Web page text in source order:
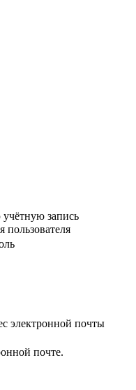
запись
пользователя
электронной почты
почте.